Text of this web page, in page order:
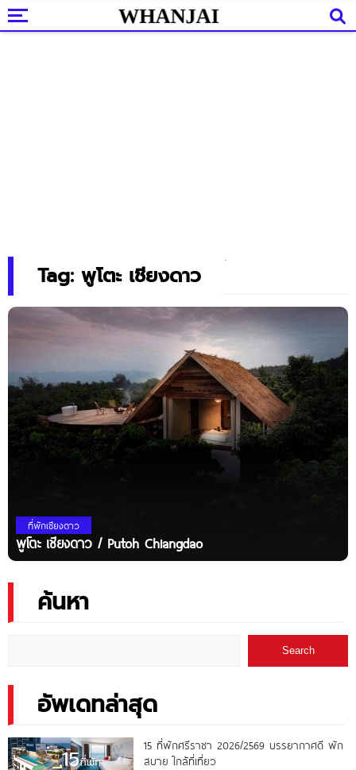
Tag: พูโตะ เชียงดาว
ที่พักเชียงดาว
พูโตะ เชียงดาว / Putoh Chiangdao
ค้นหา
Search
อัพเดทล่าสุด
15 ที่พักศรีราชา 2026/2569 บรรยากาศดี พัก
สบาย ใกล้ที่เที่ยว